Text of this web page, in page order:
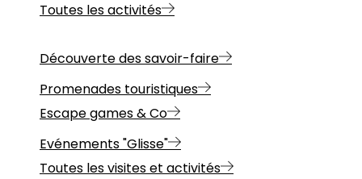
Toutes les activités
Découverte des savoir-faire
Promenades touristiques
Escape games & Co
Evénements "Glisse"
Toutes les visites et activités